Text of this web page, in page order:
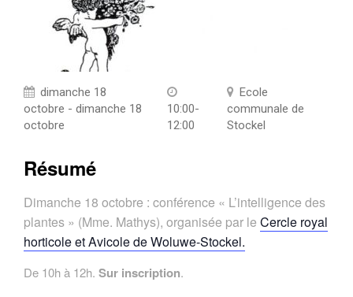
dimanche 18
octobre - dimanche 18
octobre
10:00-
12:00
Ecole
communale de
Stockel
Résumé
Dimanche 18 octobre : conférence « L’intelligence des
plantes » (Mme. Mathys), organisée par le Cercle royal
horticole et Avicole de Woluwe-Stockel.
De 10h à 12h. Sur inscription.